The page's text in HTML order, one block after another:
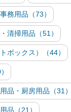
務用品（73）
清掃用品（51）
ボックス）（44）
品・厨房用品（31）
品（21）